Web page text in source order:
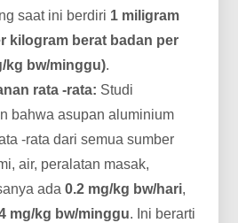
saat ini berdiri 1 miligram
kilogram berat badan per
kg bw/minggu).
rata -rata: Studi
bahwa asupan aluminium
-rata dari semua sumber
air, peralatan masak,
ada0.2 mg/kg bw/hari,
mg/kg bw/minggu. Ini berarti